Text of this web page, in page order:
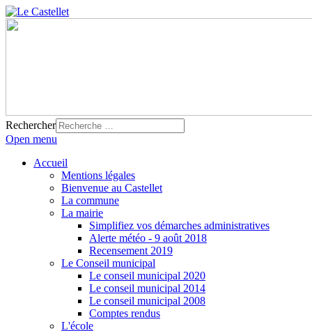
Rechercher
Open menu
Accueil
Mentions légales
Bienvenue au Castellet
La commune
La mairie
Simplifiez vos démarches administratives
Alerte météo - 9 août 2018
Recensement 2019
Le Conseil municipal
Le conseil municipal 2020
Le conseil municipal 2014
Le conseil municipal 2008
Comptes rendus
L'école